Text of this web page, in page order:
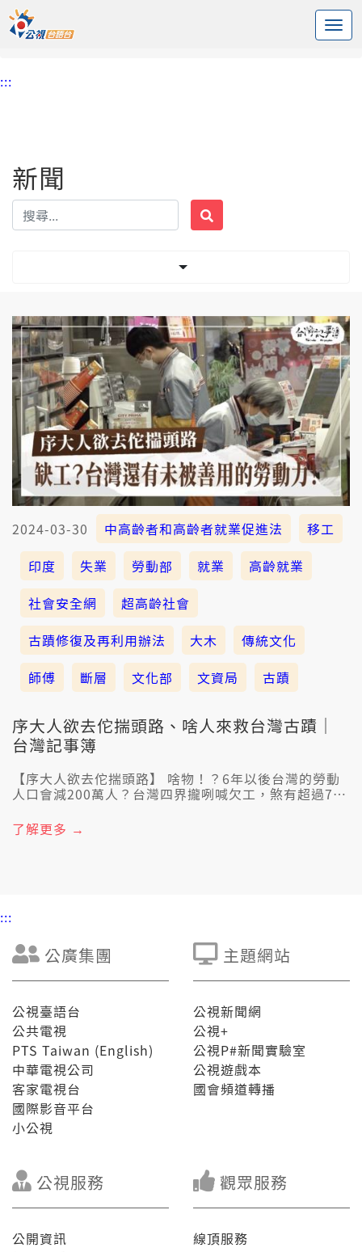
中央內容區塊
頭頁
:::
新聞
2024-03-30 中高齡者和高齡者就業促進法
移工
印度
失業 勞動部 就業
高齡就業
社會安全網
超高齡社會
古蹟修復及再利用辦法
大木
傳統文化
師傅
斷層 文化部 文資局 古蹟
序大人欲去佗揣頭路、啥人來救台灣古蹟｜
台灣記事簿
【序大人欲去佗揣頭路】 啥物！？6年以後台灣的勞動
人口會減200萬人？台灣四界攏咧喊欠工，煞有超過7成
合作文件，想欲引進印度的移工，針對這點，專家嘛
講，引進移工絕對毋是解決欠工唯一的方法。實際上，
法度解決，嘛會造成社會安全網破空。 &nbsp; 【啥人
來救台灣古蹟】 &nbsp; 修復古蹟，揣無傳統師傅！大
木師傅人才出現斷層，是欲按怎才好！古蹟修復工程規
等，才會當完成。按「古蹟修復及再利用辦法」規定，
施工的扞頭師傅一定愛有傳統師傅的身份，是把關第一
線文資修復品質的重要關鍵。毋過，按文資局110年統
計，傳統師傅是841个人，但是留佇現場做修復的只有
213个人，仝年修復需求人數煞至少愛525个人到底是啥
物原因造成建築師傅的人才斷層？ &nbsp; 3/31 禮拜日
暗時七點半，綴台灣記事簿先來看序大人求職困難是欲
如何來解決，才閣來思考台灣古蹟無人修復欲按怎才
好。
了解更多 →
:::
公廣集團
公視臺語台
公共電視
PTS Taiwan (English)
中華電視公司
客家電視台
國際影音平台
小公視
主題網站
公視新聞網
公視+
公視P#新聞實驗室
公視遊戲本
國會頻道轉播
公視服務
公開資訊
觀眾服務
線頂服務